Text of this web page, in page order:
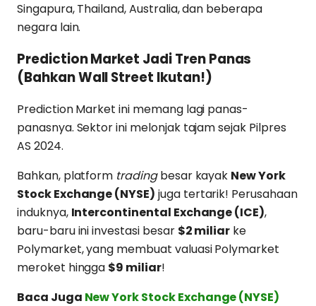
Singapura, Thailand, Australia, dan beberapa
negara lain.
Prediction Market Jadi Tren Panas
(Bahkan Wall Street Ikutan!)
Prediction Market ini memang lagi panas-
panasnya. Sektor ini melonjak tajam sejak Pilpres
AS 2024.
Bahkan, platform tradingbesar kayak New York
Stock Exchange (NYSE) juga tertarik! Perusahaan
induknya, Intercontinental Exchange (ICE),
baru-baru ini investasi besar $2 miliar ke
Polymarket, yang membuat valuasi Polymarket
meroket hingga $9 miliar!
Baca Juga New York Stock Exchange (NYSE)